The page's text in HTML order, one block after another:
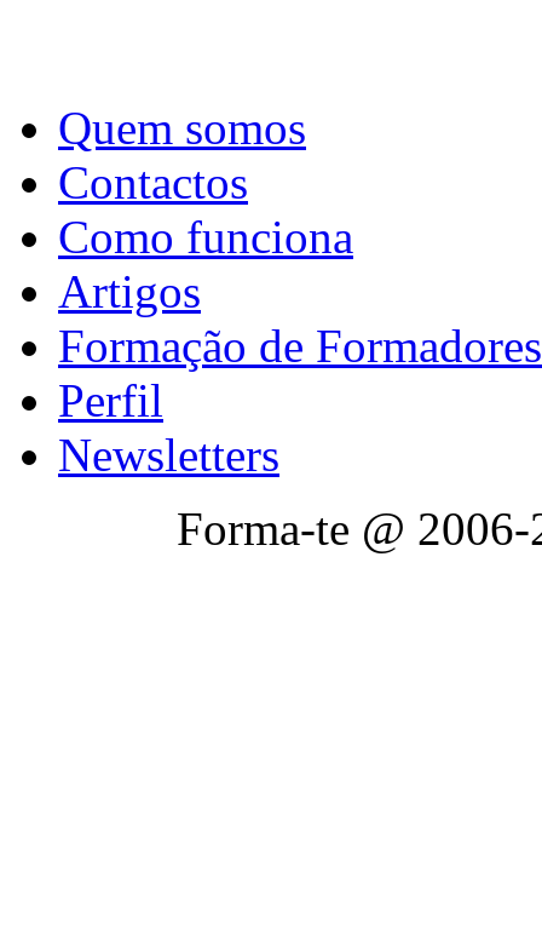
Quem somos
Contactos
Como funciona
Artigos
Formação de Formadores
Perfil
Newsletters
Forma-te @